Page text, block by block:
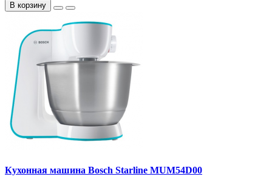
В корзину
Кухонная машина Bosch Starline MUM54D00